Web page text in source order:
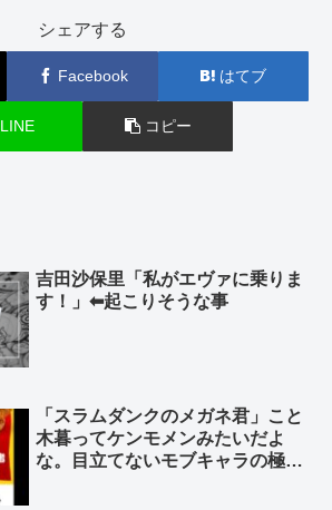
シェアする
Facebook はてブ
LINE コピー
吉田沙保里「私がエヴァに乗りま
す！」⬅起こりそうな事
「スラムダンクのメガネ君」こと
木暮ってケンモメンみたいだよ
な。目立てないモブキャラの極地